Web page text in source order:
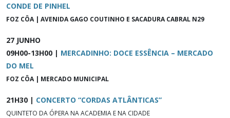
CONDE DE PINHEL
FOZ CÔA | AVENIDA GAGO COUTINHO E SACADURA CABRAL N29
27 JUNHO
09H00-13H00 | MERCADINHO: DOCE ESSÊNCIA – MERCADO
DO MEL
FOZ CÔA | MERCADO MUNICIPAL
21H30 | CONCERTO “CORDAS ATLÂNTICAS”
QUINTETO DA ÓPERA NA ACADEMIA E NA CIDADE